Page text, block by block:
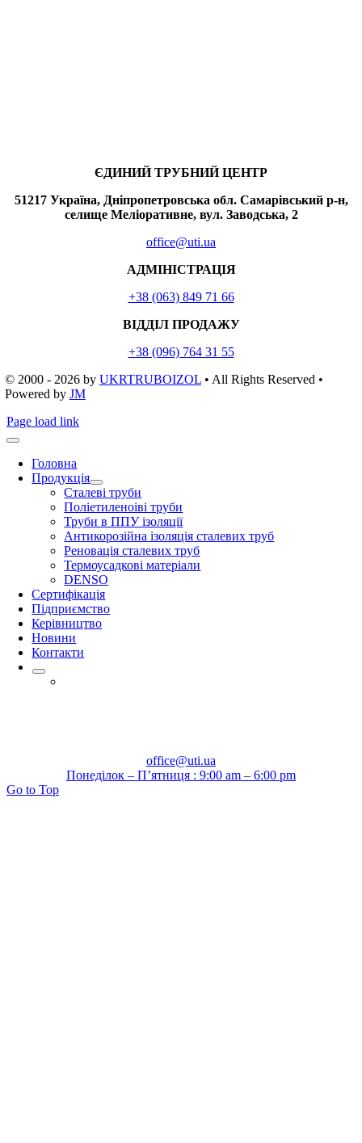
ЄДИНИЙ ТРУБНИЙ ЦЕНТР
51217 Україна, Дніпропетровська обл. Самарівський р-н,
селище Меліоративне, вул. Заводська, 2
office@uti.ua
АДМІНІСТРАЦІЯ
+38 (063) 849 71 66
ВІДДІЛ ПРОДАЖУ
+38 (096) 764 31 55
© 2000 - 2026 by UKRTRUBOIZOL• All Rights Reserved •
Powered by JM
Page load link
Головна
Продукція
Сталеві труби
Поліетиленоіві труби
Труби в ППУ ізоляції
Антикорозійна ізоляція сталевих труб
Реновація сталевих труб
Термоусадкові матеріали
DENSO
Сертифікація
Підприємство
Керівництво
Новини
Контакти
office@uti.ua
Понеділок – П’ятниця : 9:00 am – 6:00 pm
Go to Top